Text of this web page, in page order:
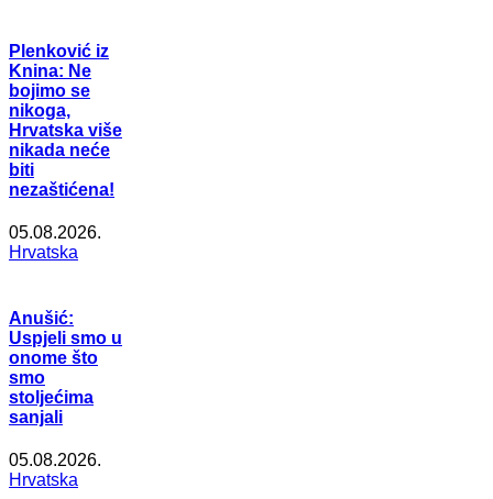
Plenković iz
Knina: Ne
bojimo se
nikoga,
Hrvatska više
nikada neće
biti
nezaštićena!
05.08.2026.
Hrvatska
Anušić:
Uspjeli smo u
onome što
smo
stoljećima
sanjali
05.08.2026.
Hrvatska